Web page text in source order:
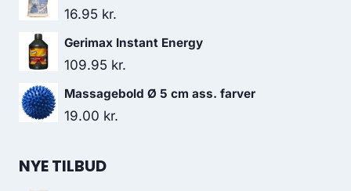
16.95 kr.
Gerimax Instant Energy
109.95 kr.
Massagebold Ø 5 cm ass. farver
19.00 kr.
NYE TILBUD